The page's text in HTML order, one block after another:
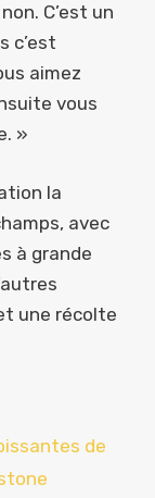
C’est un
c’est
aimez
vous
»
la
avec
à grande
une récolte
de